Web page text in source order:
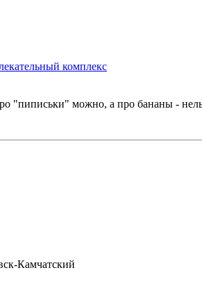
комплекс
"пиписьки" можно, а про бананы -
Камчатский